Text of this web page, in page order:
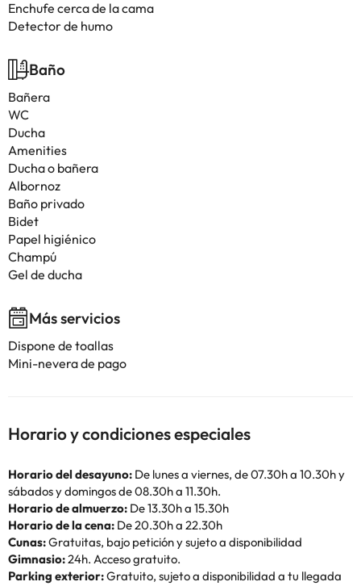
Enchufe cerca de la cama
Detector de humo
Baño
Bañera
WC
Ducha
Amenities
Ducha o bañera
Albornoz
Baño privado
Bidet
Papel higiénico
Champú
Gel de ducha
Más servicios
Dispone de toallas
Mini-nevera de pago
Horario y condiciones especiales
Horario del desayuno: De lunes a viernes, de 07.30h a 10.30h y
sábados y domingos de 08.30h a 11.30h.
Horario de almuerzo: De 13.30h a 15.30h
Horario de la cena: De 20.30h a 22.30h
Cunas:Gratuitas, bajo petición y sujeto a disponibilidad
Gimnasio:24h. Acceso gratuito.
Parking exterior:Gratuito, sujeto a disponibilidad a tu llegada